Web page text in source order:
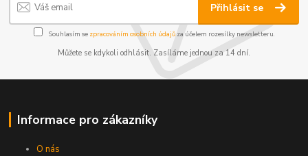
Přihlásit se
Souhlasím se zpracováním osobních údajůza účelem rozesílky newsletteru.
Můžete se kdykoli odhlásit. Zasíláme jednou za 14 dní.
Informace pro zákazníky
O nás